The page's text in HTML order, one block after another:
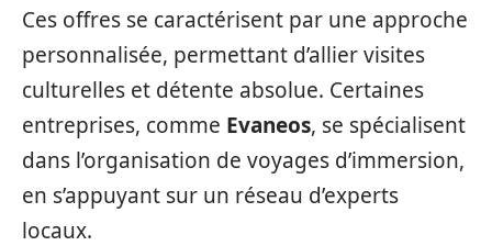
Ces offres se caractérisent par une approche
personnalisée, permettant d’allier visites
culturelles et détente absolue. Certaines
entreprises, comme Evaneos, se spécialisent
dans l’organisation de voyages d’immersion,
en s’appuyant sur un réseau d’experts
locaux.